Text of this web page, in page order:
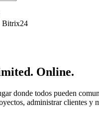
Bitrix24
Online.
donde todos pueden
administrar clientes y